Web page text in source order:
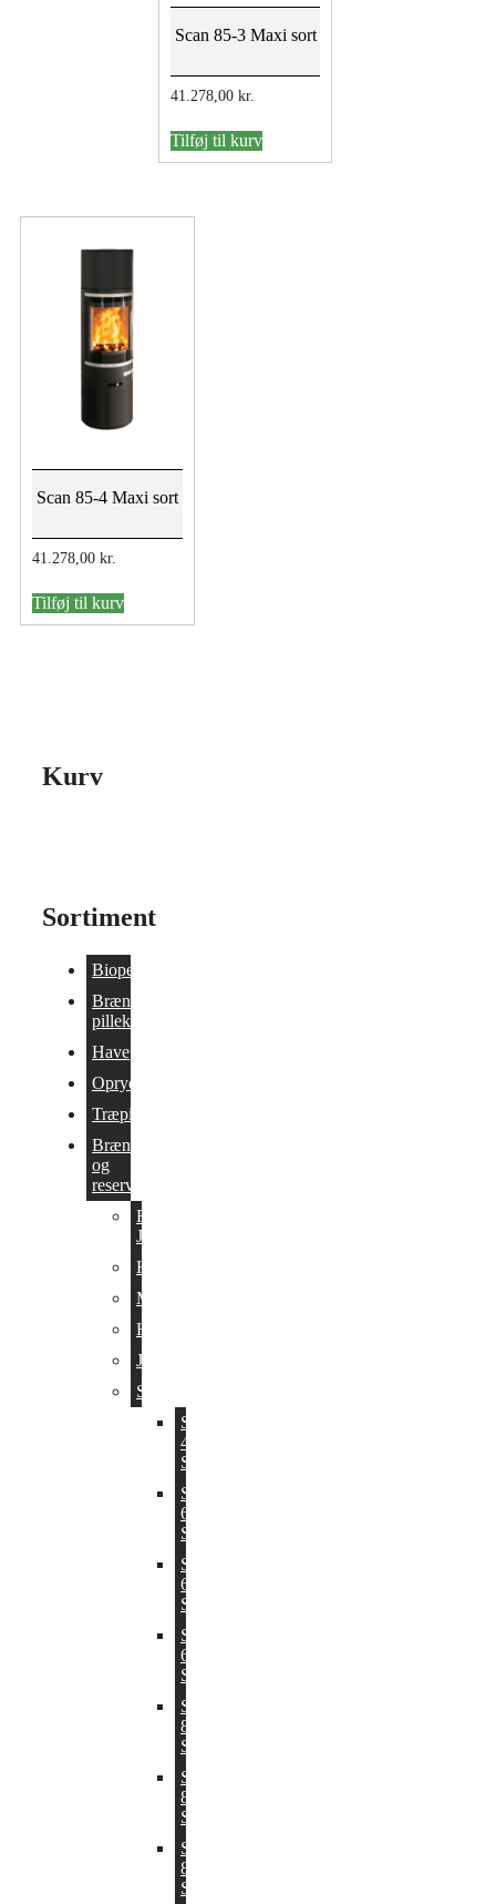
Scan 85-3 Maxi sort
41.278,00 kr.
Tilføj til kurv
Scan 85-4 Maxi sort
41.278,00 kr.
Tilføj til kurv
Kurv
Sortiment
Biopejse
Brænde og
pillekomfurer
Havepejs
Oprydning/Tilbud
Træpilleovne
Brændeovne
og
reservedele
Reservedele
Jimex-ovne
Hwam
Morsø
Heta
Jøtul
Scan
Scan
41
Serien
Scan
65
Serien
Scan
66
Serien
Scan
68
Serien
Scan
80
Serien
Scan
83
Serien
Scan
85
Serien